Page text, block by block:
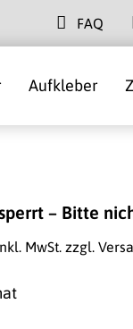
FAQ
Aufkleber
– Bitte
MwSt. zzgl.